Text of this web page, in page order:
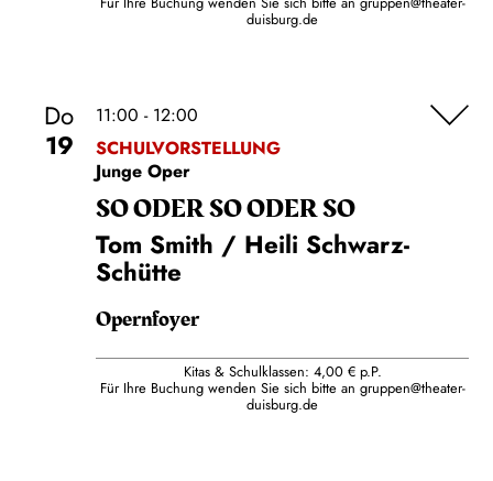
duisburg.de
Do
19
11:00 - 12:00
SCHULVORSTELLUNG
Junge Oper
SO ODER SO ODER SO
Tom Smith / Heili Schwarz-
Schütte
Opernfoyer
Kitas & Schulklassen: 4,00 € p.P.
Für Ihre Buchung wenden Sie sich bitte an gruppen@theater-
duisburg.de